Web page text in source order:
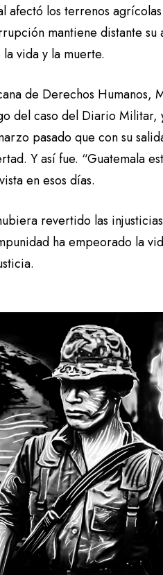
afectó los terrenos
mantiene distante
vida y la muerte.
de Derechos Humanos,
del caso del Diario Militar,
pasado que con su
Y así fue. “Guatemala
en esos días.
revertido las
ha empeorado la